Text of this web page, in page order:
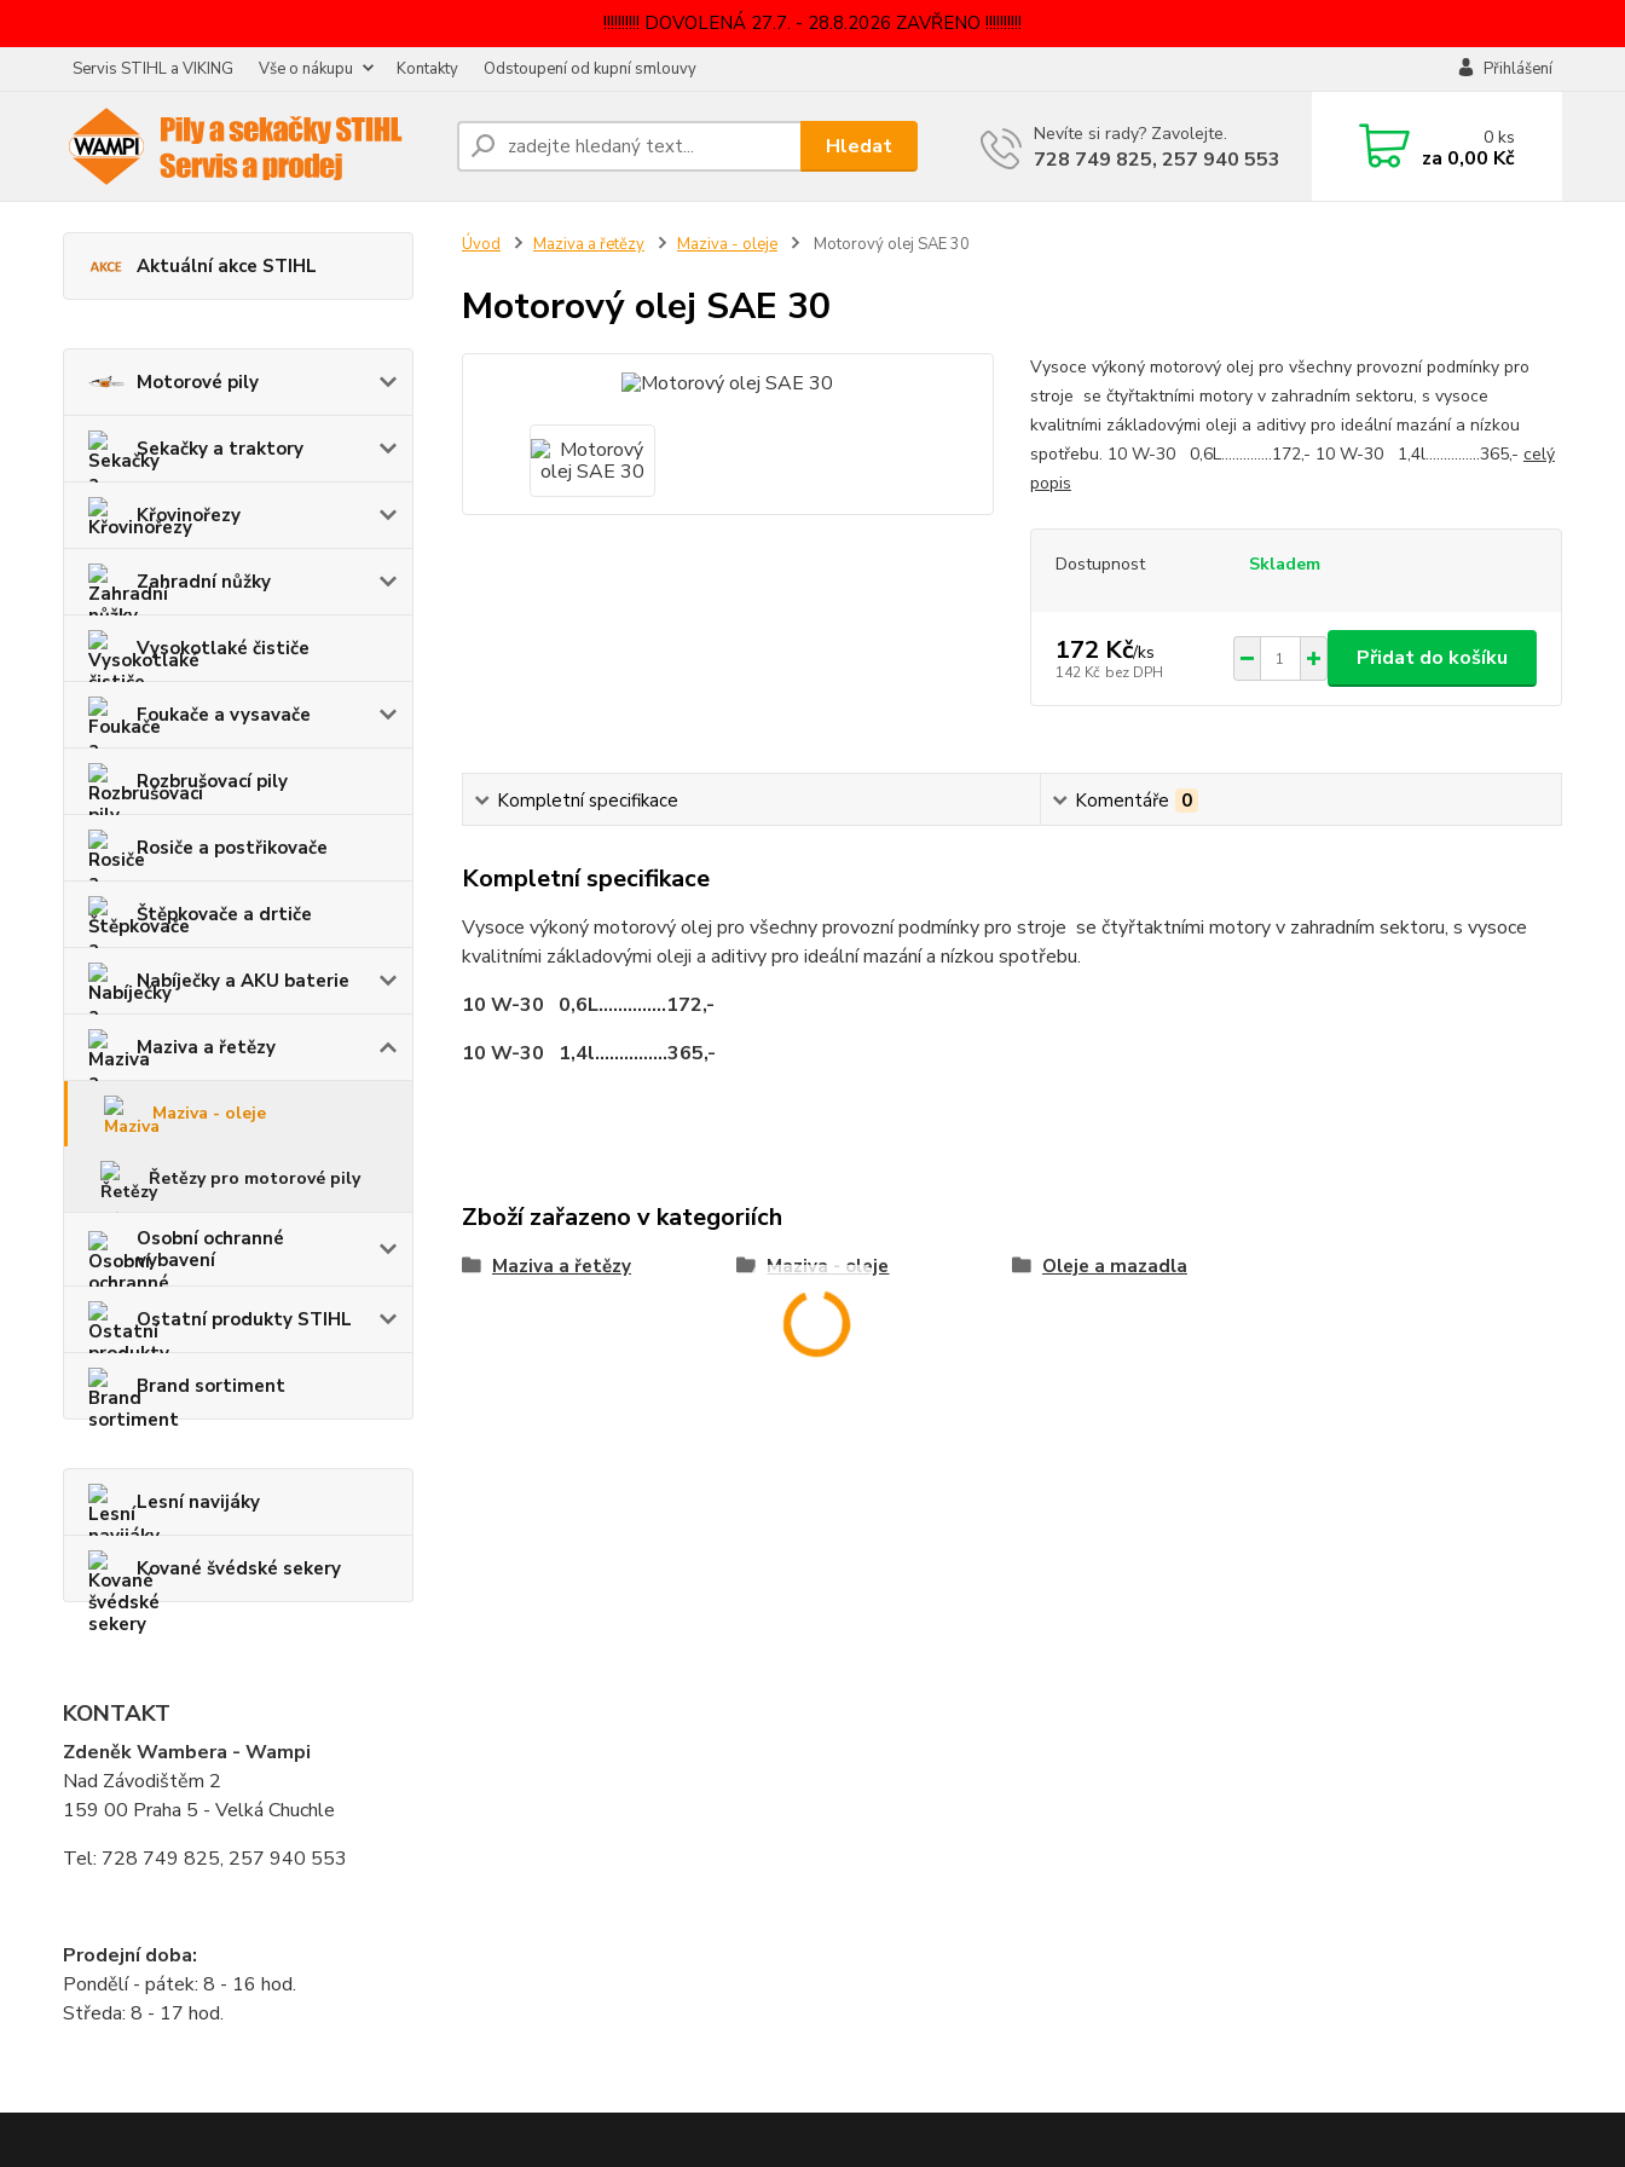
!!!!!!!!!! DOVOLENÁ 27.7. - 28.8.2026 ZAVŘENO !!!!!!!!!!
Servis STIHL a VIKING Vše o nákupu Kontakty Odstoupení od kupní smlouvy Přihlášení
Hledat Nevíte si rady? Zavolejte.
728 749 825, 257 940 553
0ks
za 0,00 Kč
Aktuální akce STIHL
Motorové pily
Sekačky a traktory
Křovinořezy
Zahradní nůžky
Vysokotlaké čističe
Foukače a vysavače
Rozbrušovací pily
Rosiče a postřikovače
Štěpkovače a drtiče
Nabíječky a AKU baterie
Maziva a řetězy
Maziva - oleje
Řetězy pro motorové pily
Osobní ochranné
vybavení
Ostatní produkty STIHL
Brand sortiment
Lesní navijáky
Kované švédské sekery
KONTAKT
Zdeněk Wambera - Wampi
Nad Závodištěm 2
159 00 Praha 5 - Velká Chuchle
Tel: 728 749 825, 257 940 553
Prodejní doba:
Pondělí - pátek: 8 - 16 hod.
Středa: 8 - 17 hod.
Úvod Maziva a řetězy Maziva - oleje Motorový olej SAE 30
Motorový olej SAE 30
Vysoce výkoný motorový olej pro všechny provozní podmínky pro
stroje se čtyřtaktními motory v zahradním sektoru, s vysoce
kvalitními základovými oleji a aditivy pro ideální mazání a nízkou
spotřebu. 10 W-30 0,6L..............172,- 10 W-30 1,4l...............365,- celý
popis
Dostupnost Skladem
172 Kč/ks
142 Kč bez DPH
Přidat do košíku
Kompletní specifikace Komentáře 0
Kompletní specifikace
Vysoce výkoný motorový olej pro všechny provozní podmínky pro stroje se čtyřtaktními motory v zahradním sektoru, s vysoce
kvalitními základovými oleji a aditivy pro ideální mazání a nízkou spotřebu.
10 W-30 0,6L..............172,-
10 W-30 1,4l...............365,-
Zboží zařazeno v kategoriích
Maziva a řetězy Maziva - oleje Oleje a mazadla